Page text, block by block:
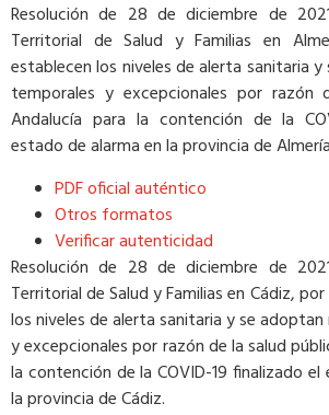
Resolución de 28 de diciembre de
Territorial de Salud y Familias en
establecen los niveles de alerta sanitaria
temporales y excepcionales por razón
Andalucía para la contención de la
estado de alarma en la provincia de
PDF oficial auténtico
Otros formatos
Verificar autenticidad
Resolución de 28 de diciembre de
Territorial de Salud y Familias en Cádiz,
los niveles de alerta sanitaria y se
y excepcionales por razón de la salud
la contención de la COVID-19 finalizado
la provincia de Cádiz.